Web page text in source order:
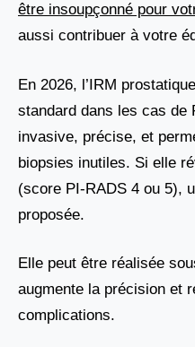
être insoupçonné pour
aussi contribuer à votre
En 2026, l’IRM
standard dans les cas de
invasive, précise, et
biopsies inutiles. Si elle
(score PI-RADS 4 ou 5),
proposée.
Elle peut être réalisée
augmente la précision et
complications.